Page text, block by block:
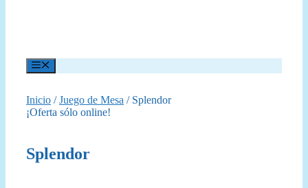
Menú
Inicio /Juego de Mesa / Splendor
¡Oferta sólo online!
Splendor